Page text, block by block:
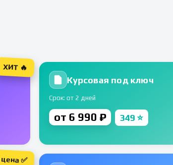
ХИТ 🔥
Курсовая под ключ
Срок: от 2 дней
от 6 990 ₽ 349 ⭐
✅